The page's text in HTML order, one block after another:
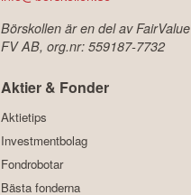
Börskollen är en del av FairValue
FV AB, org.nr: 559187-7732
Aktier & Fonder
Aktietips
Investmentbolag
Fondrobotar
Bästa fonderna